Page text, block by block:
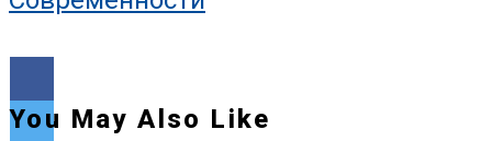
You May Also Like